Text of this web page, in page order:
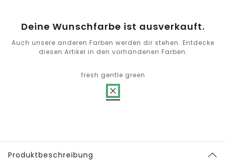
Deine Wunschfarbe ist ausverkauft.
Auch unsere anderen Farben werden dir stehen. Entdecke
diesen Artikel in den vorhandenen Farben.
fresh gentle green
Produktbeschreibung